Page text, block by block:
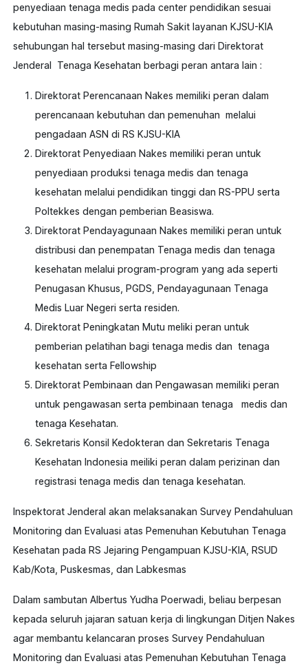
penyediaan tenaga medis pada center pendidikan sesuai
kebutuhan masing-masing Rumah Sakit layanan KJSU-KIA
sehubungan hal tersebut masing-masing dari Direktorat
Jenderal Tenaga Kesehatan berbagi peran antara lain :
Direktorat Perencanaan Nakes memiliki peran dalam
perencanaan kebutuhan dan pemenuhan melalui
pengadaan ASN di RS KJSU-KIA
Direktorat Penyediaan Nakes memiliki peran untuk
penyediaan produksi tenaga medis dan tenaga
kesehatan melalui pendidikan tinggi dan RS-PPU serta
Poltekkes dengan pemberian Beasiswa.
Direktorat Pendayagunaan Nakes memiliki peran untuk
distribusi dan penempatan Tenaga medis dan tenaga
kesehatan melalui program-program yang ada seperti
Penugasan Khusus, PGDS, Pendayagunaan Tenaga
Medis Luar Negeri serta residen.
Direktorat Peningkatan Mutu meliki peran untuk
pemberian pelatihan bagi tenaga medis dan tenaga
kesehatan serta Fellowship
Direktorat Pembinaan dan Pengawasan memiliki peran
untuk pengawasan serta pembinaan tenaga medis dan
tenaga Kesehatan.
Sekretaris Konsil Kedokteran dan Sekretaris Tenaga
Kesehatan Indonesia meiliki peran dalam perizinan dan
registrasi tenaga medis dan tenaga kesehatan.
Inspektorat Jenderal akan melaksanakan Survey Pendahuluan
Monitoring dan Evaluasi atas Pemenuhan Kebutuhan Tenaga
Kesehatan pada RS Jejaring Pengampuan KJSU-KIA, RSUD
Kab/Kota, Puskesmas, dan Labkesmas
Dalam sambutan Albertus Yudha Poerwadi, beliau berpesan
kepada seluruh jajaran satuan kerja di lingkungan Ditjen Nakes
agar membantu kelancaran proses Survey Pendahuluan
Monitoring dan Evaluasi atas Pemenuhan Kebutuhan Tenaga